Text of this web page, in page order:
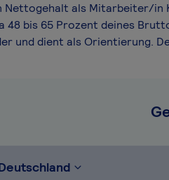
Nettogehalt als Mitarbeiter/in
48 bis 65 Prozent deines
und dient als Orientierung.